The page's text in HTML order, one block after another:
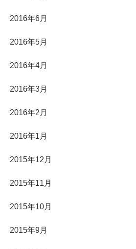
2016年6月
2016年5月
2016年4月
2016年3月
2016年2月
2016年1月
2015年12月
2015年11月
2015年10月
2015年9月